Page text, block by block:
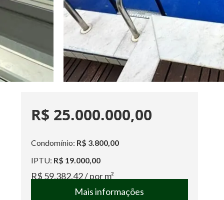
R$ 25.000.000,00
Condomínio: R$ 3.800,00
IPTU: R$ 19.000,00
R$ 59.382,42/ por m²
Mais informações